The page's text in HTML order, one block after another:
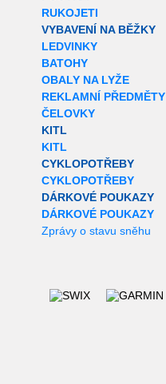
RUKOJETI
VYBAVENÍ NA BĚŽKY
LEDVINKY
BATOHY
OBALY NA LYŽE
REKLAMNÍ PŘEDMĚTY
ČELOVKY
KITL
KITL
CYKLOPOTŘEBY
CYKLOPOTŘEBY
DÁRKOVÉ POUKAZY
DÁRKOVÉ POUKAZY
Zprávy o stavu sněhu